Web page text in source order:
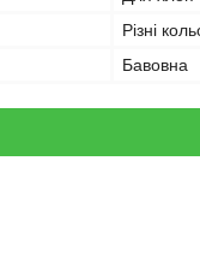
Різні
Бавовна